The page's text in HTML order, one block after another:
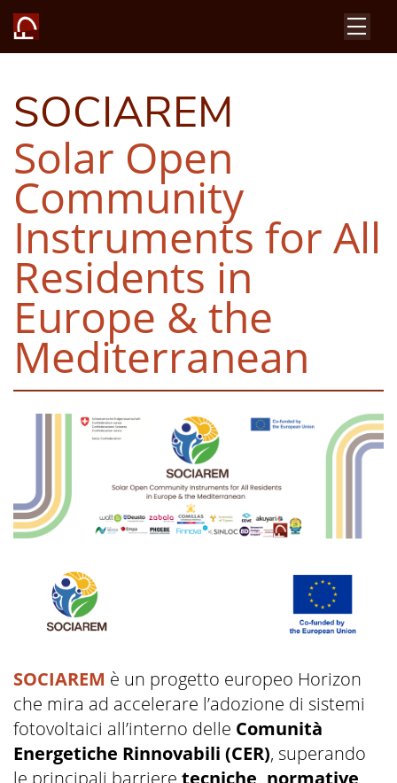
SOCIAREM
Solar Open
Community
Instruments for All
Residents in
Europe & the
Mediterranean
SOCIAREM è un progetto europeo Horizon
che mira ad accelerare l’adozione di sistemi
fotovoltaici all’interno delle Comunità
Energetiche Rinnovabili (CER), superando